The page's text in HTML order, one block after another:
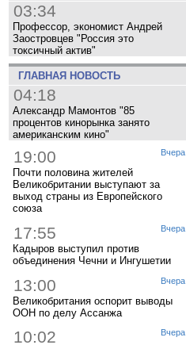
03:34
Профессор, экономист Андрей
Заостровцев "Россия это
токсичный актив"
ГЛАВНАЯ НОВОСТЬ
04:18
Александр Мамонтов "85
процентов кинорынка занято
американским кино"
Вчера
19:00
Почти половина жителей
Великобритании выступают за
выход страны из Европейского
союза
Вчера
17:55
Кадыров выступил против
объединения Чечни и Ингушетии
Вчера
13:00
Великобритания оспорит выводы
ООН по делу Ассанжа
Вчера
10:02